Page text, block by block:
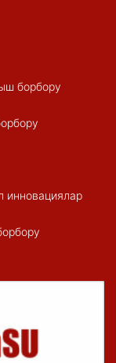
борбору
инновациялар